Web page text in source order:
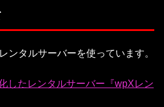
ンタルサーバーを使っています。
したレンタルサーバー『wpXレン